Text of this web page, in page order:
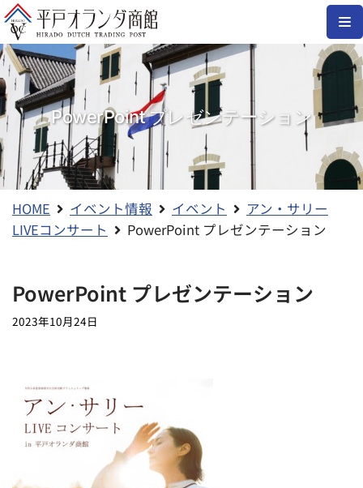
コ
ン
テ
ン
ツ
へ
ス
キ
プ
PowerPoint プレゼンテーション
HOME イベント情報 イベント
アン・サリー
LIVEコンサート
PowerPoint プレゼンテーション
PowerPoint プレゼンテーション
2023年10月24日